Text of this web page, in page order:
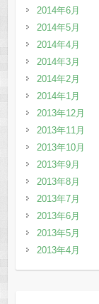
2014年6月
2014年5月
2014年4月
2014年3月
2014年2月
2014年1月
2013年12月
2013年11月
2013年10月
2013年9月
2013年8月
2013年7月
2013年6月
2013年5月
2013年4月